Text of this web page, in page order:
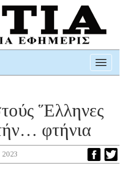
Toggle
Ἕλληνες
φτήνια
2023